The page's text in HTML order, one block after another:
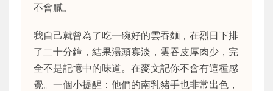
不會膩。
我自己就曾為了吃一碗好的雲吞麵，在烈日下排
了二十分鐘，結果湯頭寡淡，雲吞皮厚肉少，完
全不是記憶中的味道。在麥文記你不會有這種感
覺。一個小提醒：他們的南乳豬手也非常出色，